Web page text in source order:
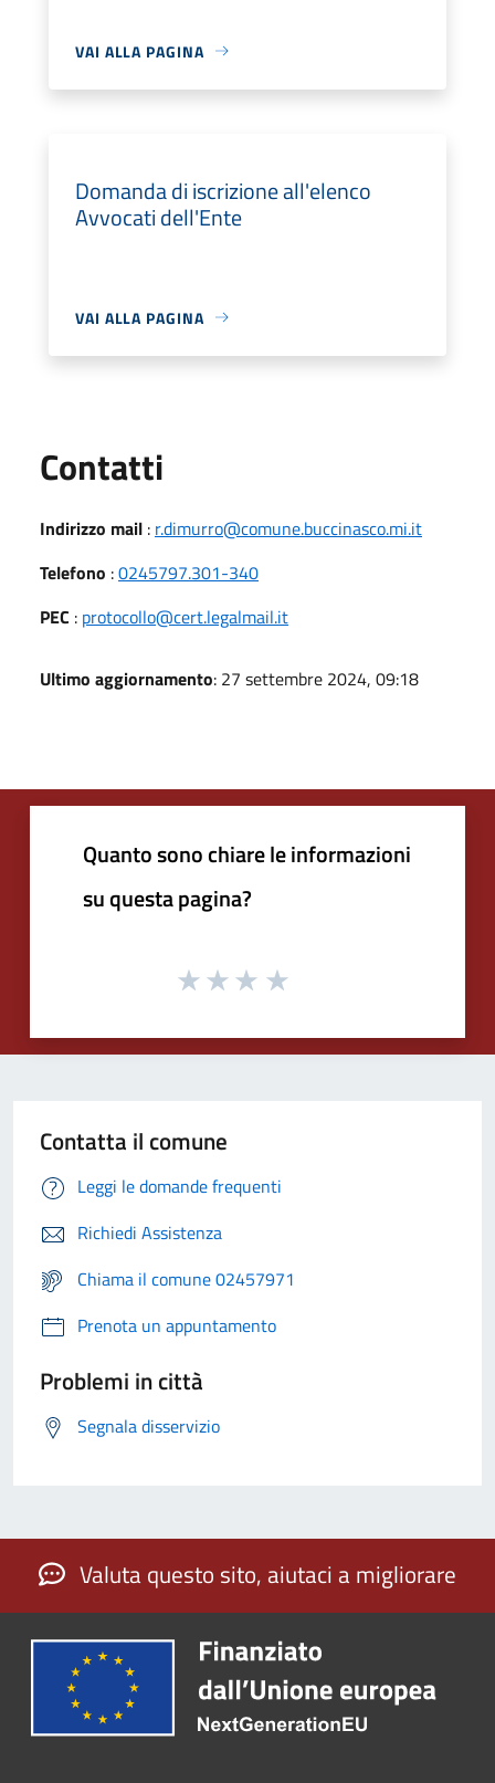
VAI ALLA PAGINA
Domanda di iscrizione all'elenco
Avvocati dell'Ente
VAI ALLA PAGINA
Contatti
Indirizzo mail : r.dimurro@comune.buccinasco.mi.it
Telefono :0245797.301-340
PEC : protocollo@cert.legalmail.it
Ultimo aggiornamento: 27 settembre 2024, 09:18
Quanto sono chiare le informazioni
su questa pagina?
Contatta il comune
Leggi le domande frequenti
Richiedi Assistenza
Chiama il comune 02457971
Prenota un appuntamento
Problemi in città
Segnala disservizio
Valuta questo sito, aiutaci a migliorare